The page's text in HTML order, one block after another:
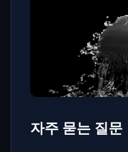
자주 묻는 질문